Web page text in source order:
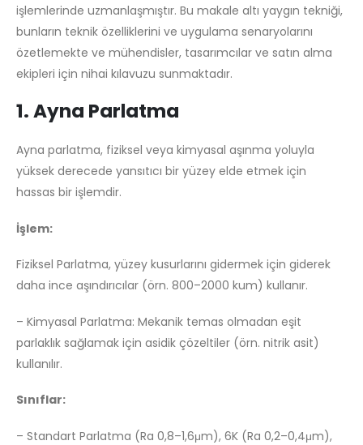
işlemlerinde uzmanlaşmıştır. Bu makale altı yaygın tekniği,
bunların teknik özelliklerini ve uygulama senaryolarını
özetlemekte ve mühendisler, tasarımcılar ve satın alma
ekipleri için nihai kılavuzu sunmaktadır.
1. Ayna Parlatma
Ayna parlatma, fiziksel veya kimyasal aşınma yoluyla
yüksek derecede yansıtıcı bir yüzey elde etmek için
hassas bir işlemdir.
İşlem:
Fiziksel Parlatma, yüzey kusurlarını gidermek için giderek
daha ince aşındırıcılar (örn. 800–2000 kum) kullanır.
– Kimyasal Parlatma: Mekanik temas olmadan eşit
parlaklık sağlamak için asidik çözeltiler (örn. nitrik asit)
kullanılır.
Sınıflar:
– Standart Parlatma (Ra 0,8–1,6μm), 6K (Ra 0,2–0,4μm),